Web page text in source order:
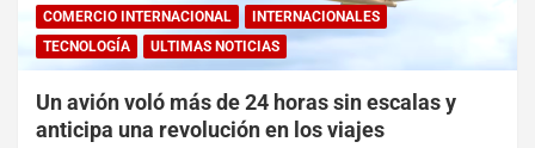
COMERCIO INTERNACIONAL
INTERNACIONALES
TECNOLOGÍA
ULTIMAS NOTICIAS
Un avión voló más de 24 horas sin escalas y
anticipa una revolución en los viajes